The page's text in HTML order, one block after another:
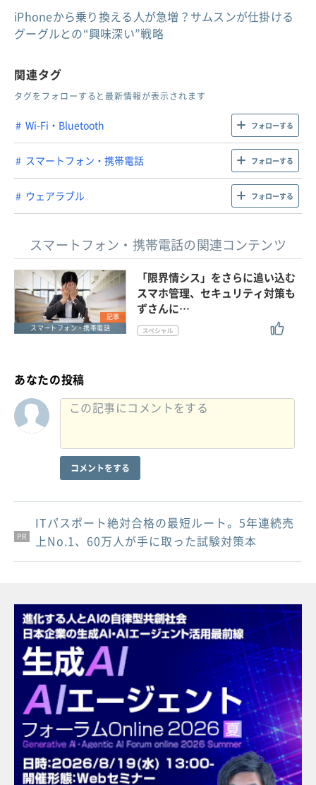
iPhoneから乗り換える人が急増？サムスンが仕掛ける
グーグルとの“興味深い”戦略
関連タグ
タグをフォローすると最新情報が表示されます
Wi-Fi・Bluetooth フォローする
スマートフォン・携帯電話 フォローする
ウェアラブル フォローする
スマートフォン・携帯電話の関連コンテンツ
記事
スマートフォン・携帯電話
「限界情シス」をさらに追い込む
スマホ管理、セキュリティ対策も
ずさんに…
あなたの投稿
コメントをする
PR
PR
PR
ITパスポート絶対合格の最短ルート。5年連続売
上No.1、60万人が手に取った試験対策本